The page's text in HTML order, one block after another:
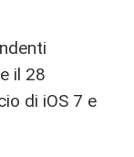
il 28
di iOS 7 e